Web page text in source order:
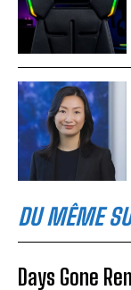
DU MÊME
Days Gone